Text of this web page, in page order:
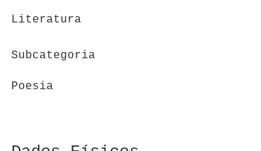
Literatura
Subcategoria
Poesia